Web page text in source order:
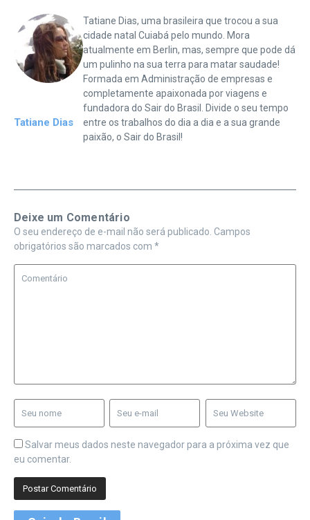
Tatiane Dias
Tatiane Dias, uma brasileira que trocou a sua
cidade natal Cuiabá pelo mundo. Mora
atualmente em Berlin, mas, sempre que pode dá
um pulinho na sua terra para matar saudade!
Formada em Administração de empresas e
completamente apaixonada por viagens e
fundadora do Sair do Brasil. Divide o seu tempo
entre os trabalhos do dia a dia e a sua grande
paixão, o Sair do Brasil!
Deixe um Comentário
O seu endereço de e-mail não será publicado. Campos
obrigatórios são marcados com *
Salvar meus dados neste navegador para a próxima vez que
eu comentar.